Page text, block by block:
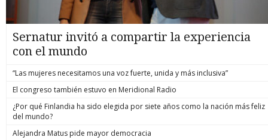
Sernatur invitó a compartir la experiencia
con el mundo
“Las mujeres necesitamos una voz fuerte, unida y más inclusiva”
El congreso también estuvo en Meridional Radio
¿Por qué Finlandia ha sido elegida por siete años como la nación más feliz
del mundo?
Alejandra Matus pide mayor democracia